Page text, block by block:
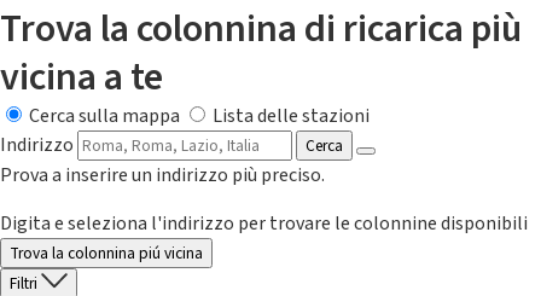
Trova la colonnina di ricarica più
vicina a te
Cerca sulla mappa
Lista delle stazioni
Indirizzo
Cerca
Prova a inserire un indirizzo più preciso.
Digita e seleziona l'indirizzo per trovare le colonnine disponibili
Trova la colonnina piú vicina
Filtri